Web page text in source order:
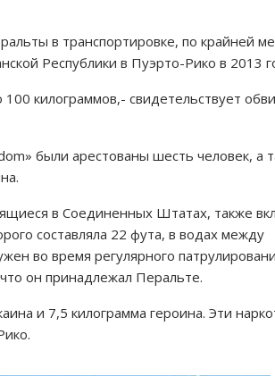
в транспортировке, по крайней
Республики в Пуэрто-Рико в 2013
килограммов,- свидетельствует
были арестованы шесть человек, а
в Соединенных Штатах, также
составляла 22 фута, в водах между
во время регулярного
он принадлежал Перальте.
и 7,5 килограмма героина. Эти